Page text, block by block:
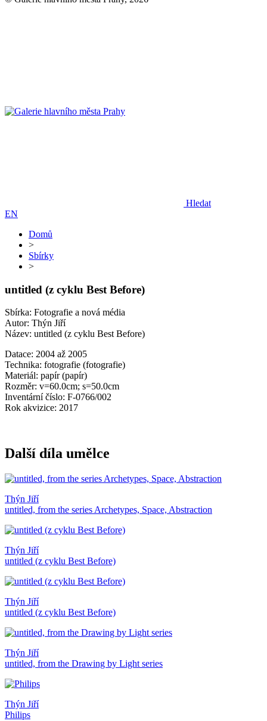
Hledat
EN
Domů
>
Sbírky
>
untitled (z cyklu Best Before)
Sbírka: Fotografie a nová média
Autor: Thýn Jiří
Název: untitled (z cyklu Best Before)
Datace: 2004 až 2005
Technika: fotografie (fotografie)
Materiál: papír (papír)
Rozměr: v=60.0cm; s=50.0cm
Inventární číslo: F-0766/002
Rok akvizice: 2017
Další díla umělce
Thýn Jiří
untitled, from the series Archetypes, Space, Abstraction
Thýn Jiří
untitled (z cyklu Best Before)
Thýn Jiří
untitled (z cyklu Best Before)
Thýn Jiří
untitled, from the Drawing by Light series
Thýn Jiří
Philips